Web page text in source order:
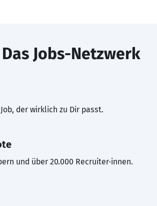
Das Jobs-Netzwerk
der wirklich zu Dir passt.
und über 20.000 Recruiter·innen.